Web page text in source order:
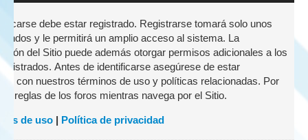
debe estar registrado. Registrarse tomará solo unos
y le permitirá un amplio acceso al sistema. La
del Sitio puede además otorgar permisos adicionales a los
Antes de identificarse asegúrese de estar
con nuestros términos de uso y políticas relacionadas. Por
reglas de los foros mientras navega por el Sitio.
de uso Política de privacidad